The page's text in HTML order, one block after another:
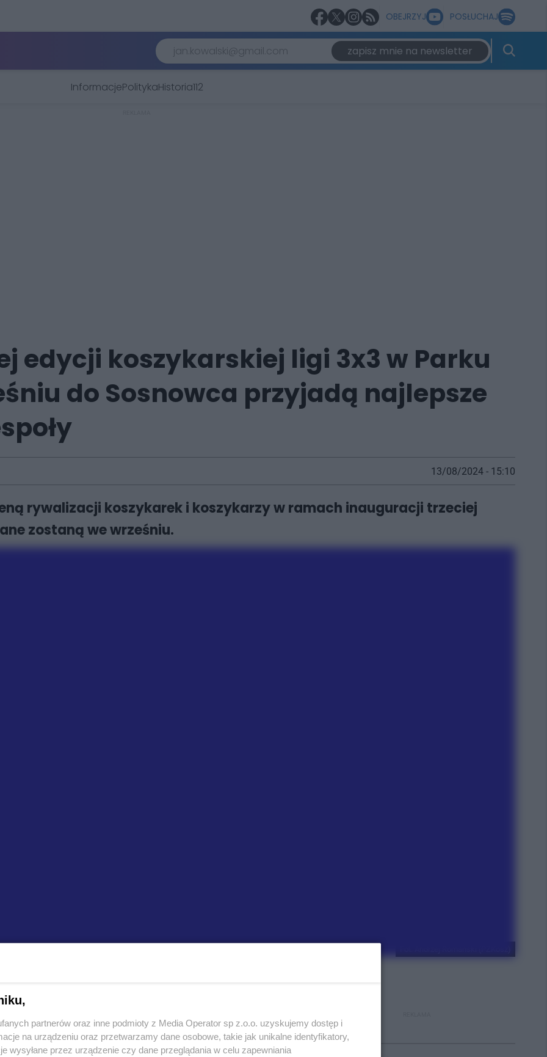
OBEJRZYJ POSŁUCHAJ
zapisz mnie na newsletter
InformacjePolitykaHistoria112
edycji koszykarskiej ligi 3x3 w Parku
do Sosnowca przyjadą najlepsze
13/08/2024 - 15:10
rywalizacji koszykarek i koszykarzy w ramach inauguracji trzeciej
zostaną we wrześniu.
zostanie zainaugurowany w Sosnowcu.
15 x 11 metrów wraz z trybunami.
pierwszego z dwóch turniejów kwalifikacyjnych –
Polecane
partnerów oraz inne podmioty z Media Operator sp z.o.o. uzyskujemy dostęp i
na urządzeniu oraz przetwarzamy dane osobowe, takie jak unikalne identyfikatory,
wysyłane przez urządzenie czy dane przeglądania w celu zapewniania